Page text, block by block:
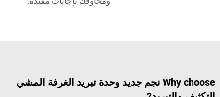
Why choose نجم جديد وحدة تبريد الغرفة المشي